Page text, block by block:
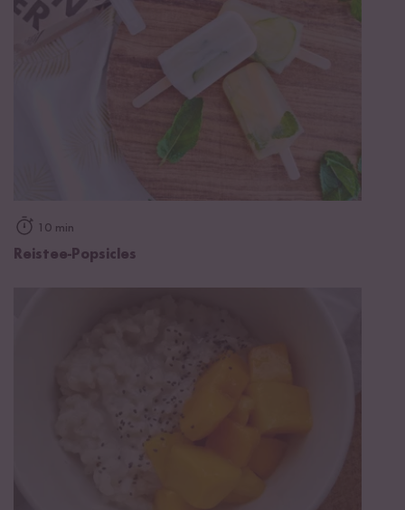
10 min
Reistee-Popsicles